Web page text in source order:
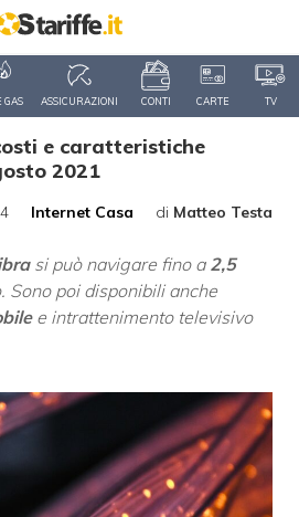
GAS ASSICURAZIONI CONTI CARTE TV
e caratteristiche
2021
Internet Casa di Matteo Testa
si può navigare fino a 2,5
Sono poi disponibili anche
e intrattenimento televisivo